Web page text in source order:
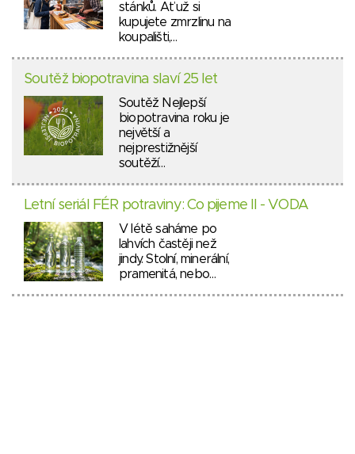
stánků. Ať už si
kupujete zmrzlinu na
koupališti,…
Soutěž biopotravina slaví 25 let
Soutěž Nejlepší
biopotravina roku je
největší a
nejprestižnější
soutěží…
Letní seriál FÉR potraviny: Co pijeme II - VODA
V létě saháme po
lahvích častěji než
jindy. Stolní, minerální,
pramenitá, nebo…